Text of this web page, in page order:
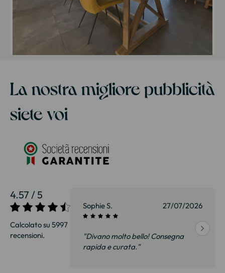
La nostra migliore pubblicità
siete voi
4.57 / 5
Calcolato su 5997
recensioni.
27/07/2026 Sophie S. 27/07/2026
"Divano molto bello! Consegna
rapida e curata."